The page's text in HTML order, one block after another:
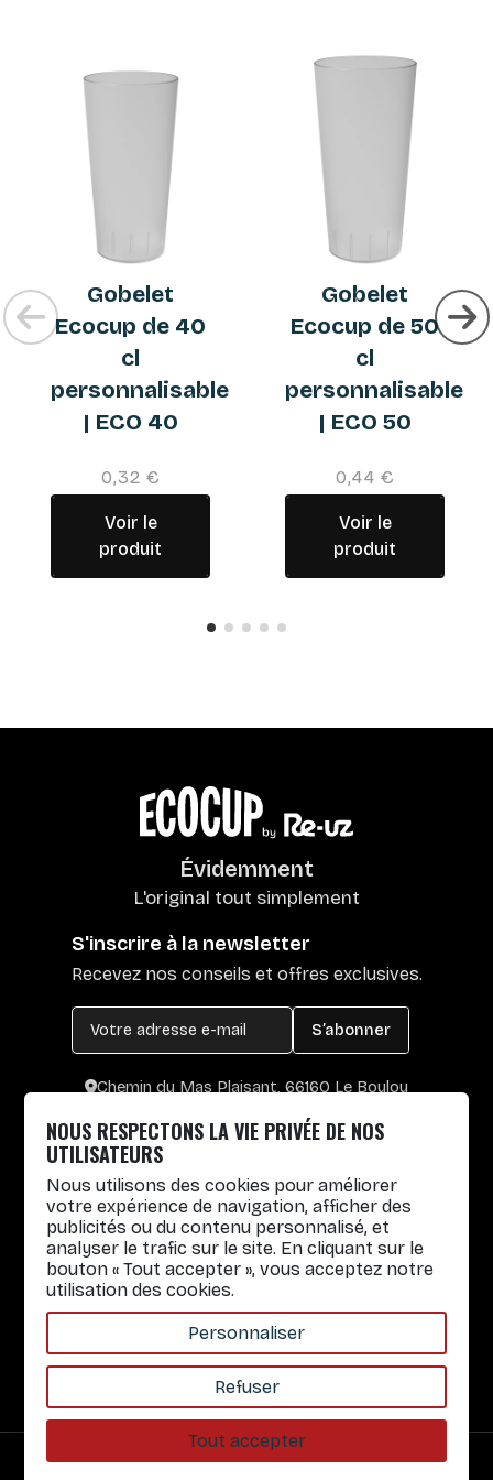
Gobelet
Ecocup de 40
cl
personnalisable
| ECO 40
0,32 €
Voir le
produit
Gobelet
Ecocup de 50
cl
personnalisable
| ECO 50
0,44 €
Voir le
produit
Évidemment
L'original tout simplement
S'inscrire à la newsletter
Recevez nos conseils et offres exclusives.
S’abonner
Chemin du Mas Plaisant, 66160 Le Boulou
Lun. au Vend. : 8h30-12h30 / 14h-17h
Gobelets réutilisables
Infos pratiques
Liens rapides
Nos Services
À propos
NOUS RESPECTONS LA VIE PRIVÉE DE NOS
UTILISATEURS
Nous utilisons des cookies pour améliorer
votre expérience de navigation, afficher des
publicités ou du contenu personnalisé, et
analyser le trafic sur le site. En cliquant sur le
bouton « Tout accepter », vous acceptez notre
utilisation des cookies.
Personnaliser
Refuser
Tout accepter